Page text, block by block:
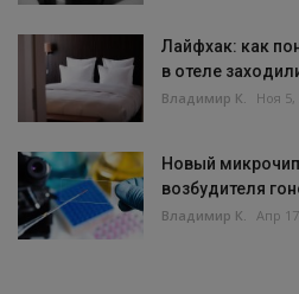
Лайфхак: как
в отеле
Владимир К. Ноя 5,
Новый
возбудителя
Владимир К. Апр